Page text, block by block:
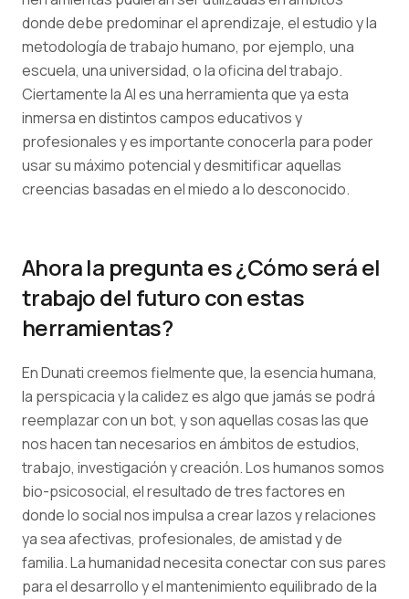
donde debe predominar el aprendizaje, el estudio y la
metodología de trabajo humano, por ejemplo, una
escuela, una universidad, o la oficina del trabajo.
Ciertamente la AI es una herramienta que ya esta
inmersa en distintos campos educativos y
profesionales y es importante conocerla para poder
usar su máximo potencial y desmitificar aquellas
creencias basadas en el miedo a lo desconocido.
Ahora la pregunta es ¿Cómo será el
trabajo del futuro con estas
herramientas?
En Dunati creemos fielmente que, la esencia humana,
la perspicacia y la calidez es algo que jamás se podrá
reemplazar con un bot, y son aquellas cosas las que
nos hacen tan necesarios en ámbitos de estudios,
trabajo, investigación y creación. Los humanos somos
bio-psicosocial, el resultado de tres factores en
donde lo social nos impulsa a crear lazos y relaciones
ya sea afectivas, profesionales, de amistad y de
familia. La humanidad necesita conectar con sus pares
para el desarrollo y el mantenimiento equilibrado de la